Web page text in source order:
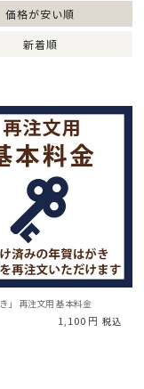
価格が安い順
新着順
」 再注文用 基本料金
1,100 税込